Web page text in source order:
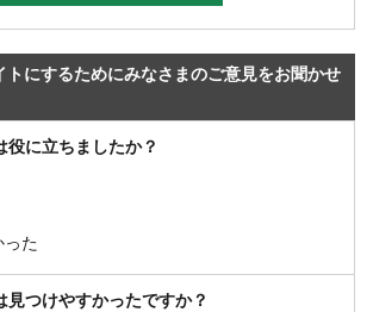
トにするためにみなさまのご意見をお聞かせ
役に立ちましたか？
った
見つけやすかったですか？